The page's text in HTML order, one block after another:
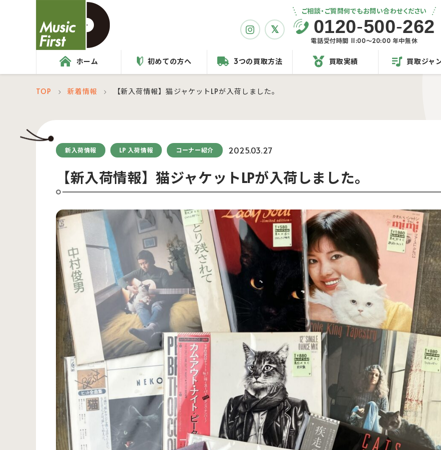
ホーム 初めての方へ 3つの買取方法 買取実績 買取ジャ
ご相談・ご質問何でもお問い合わせください
0120-500-262
電話受付時間 11:00〜20:00 年中無休
TOP ＞ 新着情報 ＞ 【新入荷情報】猫ジャケットLPが入荷しました。
新入荷情報 LP 入荷情報 コーナー紹介 2025.03.27
【新入荷情報】猫ジャケットLPが入荷しました。